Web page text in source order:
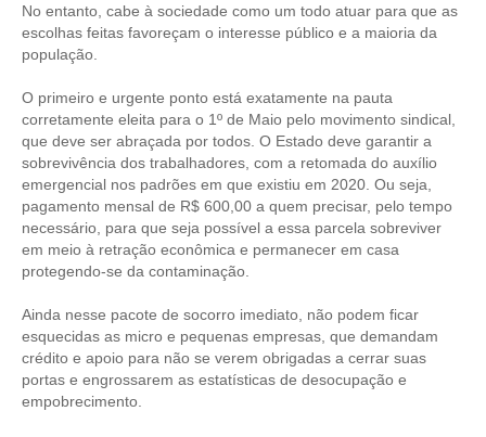
CONSULTORIA
CONTRIBUIÇÕES
CONTRIBUIÇÃO ASSISTENCIAL
CONTRIBUIÇÃO ASSOCIATIVA OU ANUIDADE DE SÓCIO
CONTRIBUIÇÃO SINDICAL URBANA
FGTS EXPURGOS
FGTS CORREÇÃO
No entanto, cabe à sociedade como um todo atuar para que as
escolhas feitas favoreçam o interesse público e a maioria da
população.
O primeiro e urgente ponto está exatamente na pauta
corretamente eleita para o 1º de Maio pelo movimento sindical,
que deve ser abraçada por todos. O Estado deve garantir a
sobrevivência dos trabalhadores, com a retomada do auxílio
emergencial nos padrões em que existiu em 2020. Ou seja,
pagamento mensal de R$ 600,00 a quem precisar, pelo tempo
necessário, para que seja possível a essa parcela sobreviver
em meio à retração econômica e permanecer em casa
protegendo-se da contaminação.
Ainda nesse pacote de socorro imediato, não podem ficar
esquecidas as micro e pequenas empresas, que demandam
crédito e apoio para não se verem obrigadas a cerrar suas
portas e engrossarem as estatísticas de desocupação e
empobrecimento.